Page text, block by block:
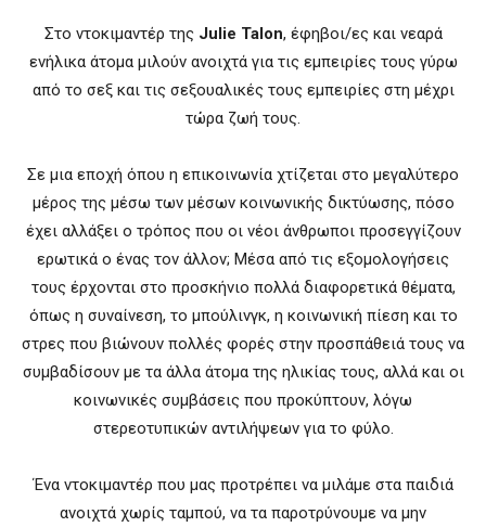
Στο ντοκιμαντέρ τηςJulie Talon, έφηβοι/ες και νεαρά
ενήλικα άτομα μιλούν ανοιχτά για τις εμπειρίες τους γύρω
από το σεξ και τις σεξουαλικές τους εμπειρίες στη μέχρι
τώρα ζωή τους.
Σε μια εποχή όπου η επικοινωνία χτίζεται στο μεγαλύτερο
μέρος της μέσω των μέσων κοινωνικής δικτύωσης, πόσο
έχει αλλάξει ο τρόπος που οι νέοι άνθρωποι προσεγγίζουν
ερωτικά ο ένας τον άλλον; Μέσα από τις εξομολογήσεις
τους έρχονται στο προσκήνιο πολλά διαφορετικά θέματα,
όπως η συναίνεση, το μπούλινγκ, η κοινωνική πίεση και το
στρες που βιώνουν πολλές φορές στην προσπάθειά τους να
συμβαδίσουν με τα άλλα άτομα της ηλικίας τους, αλλά και οι
κοινωνικές συμβάσεις που προκύπτουν, λόγω
στερεοτυπικών αντιλήψεων για το φύλο.
Ένα ντοκιμαντέρ που μας προτρέπει να μιλάμε στα παιδιά
ανοιχτά χωρίς ταμπού, να τα παροτρύνουμε να μην